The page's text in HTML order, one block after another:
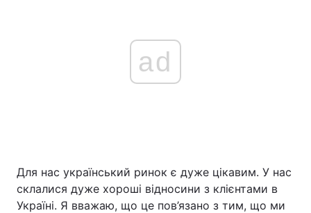
ad
Для нас український ринок є дуже цікавим. У нас
склалися дуже хороші відносини з клієнтами в
Україні. Я вважаю, що це пов’язано з тим, що ми